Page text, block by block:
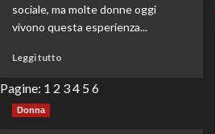
Veneta.
sociale, ma molte donne oggi
vivono questa esperienza...
Leggi tutto
più
Pagine: 1 2 34 5 6
Donna